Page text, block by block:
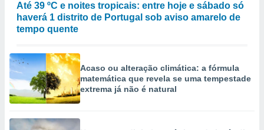
Até 39 ºC e noites tropicais: entre hoje e sábado só
haverá 1 distrito de Portugal sob aviso amarelo de
tempo quente
Acaso ou alteração climática: a fórmula
matemática que revela se uma tempestade
extrema já não é natural